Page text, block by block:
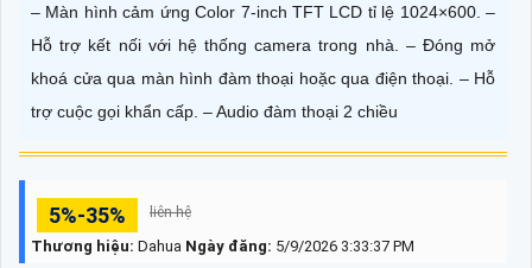
– Màn hình cảm ứng Color 7-inch TFT LCD tỉ lệ 1024×600. –
Hỗ trợ kết nối với hệ thống camera trong nhà. – Đóng mở
khoá cửa qua màn hình đàm thoại hoặc qua điện thoại. – Hỗ
trợ cuộc gọi khẩn cấp. – Audio đàm thoại 2 chiều
5%-35% liên hệ
Thương hiệu: Dahua Ngày đăng: 5/9/2026 3:33:37 PM